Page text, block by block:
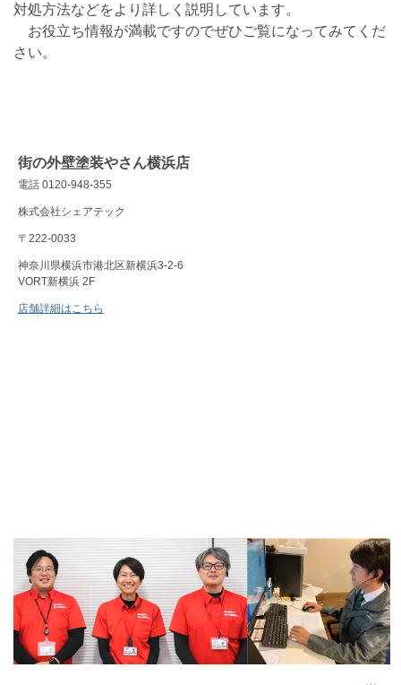
対処方法などをより詳しく説明しています。
お役立ち情報が満載ですのでぜひご覧になってみてくだ
さい。
街の外壁塗装やさん横浜店
電話 0120-948-355
株式会社シェアテック
〒222-0033
神奈川県横浜市港北区新横浜3-2-6
VORT新横浜 2F
店舗詳細はこちら